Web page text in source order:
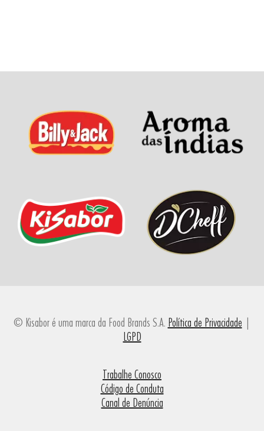
© Kisabor é uma marca da Food Brands S.A. Política de Privacidade |
LGPD
Trabalhe Conosco
Código de Conduta
Canal de Denúncia